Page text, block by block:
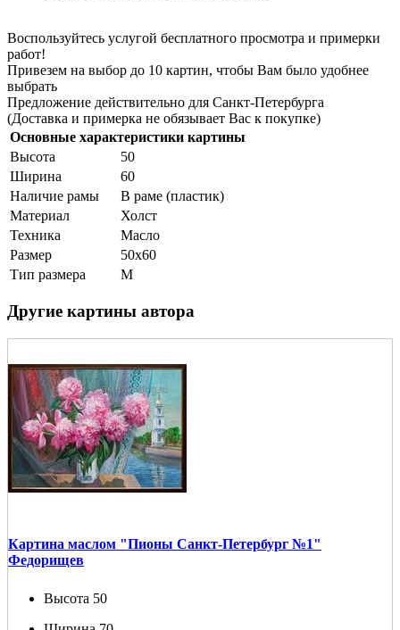
Воспользуйтесь услугой бесплатного просмотра и примерки
работ!
Привезем на выбор до 10 картин, чтобы Вам было удобнее
выбрать
Предложение действительно для Санкт-Петербурга
(Доставка и примерка не обязывает Вас к покупке)
Основные характеристики картины
Высота
50
Ширина
60
Наличие рамы
В раме (пластик)
Материал
Холст
Техника
Масло
Размер
50х60
Тип размера
M
Другие картины автора
Картина маслом "Пионы Санкт-Петербург №1"
Федорищев
Высота 50